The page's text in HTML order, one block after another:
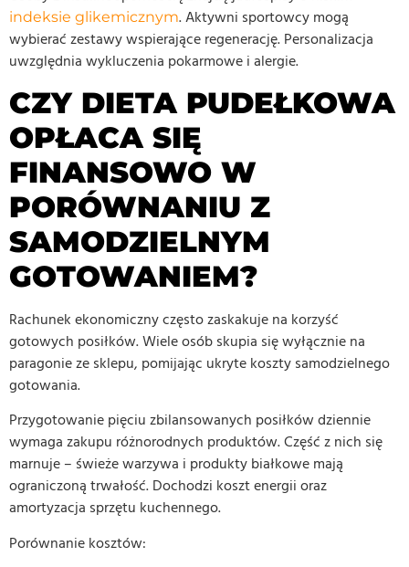
indeksie glikemicznym. Aktywni sportowcy mogą
wybierać zestawy wspierające regenerację. Personalizacja
uwzględnia wykluczenia pokarmowe i alergie.
CZY DIETA PUDEŁKOWA
OPŁACA SIĘ
FINANSOWO W
PORÓWNANIU Z
SAMODZIELNYM
GOTOWANIEM?
Rachunek ekonomiczny często zaskakuje na korzyść
gotowych posiłków. Wiele osób skupia się wyłącznie na
paragonie ze sklepu, pomijając ukryte koszty samodzielnego
gotowania.
Przygotowanie pięciu zbilansowanych posiłków dziennie
wymaga zakupu różnorodnych produktów. Część z nich się
marnuje – świeże warzywa i produkty białkowe mają
ograniczoną trwałość. Dochodzi koszt energii oraz
amortyzacja sprzętu kuchennego.
Porównanie kosztów: